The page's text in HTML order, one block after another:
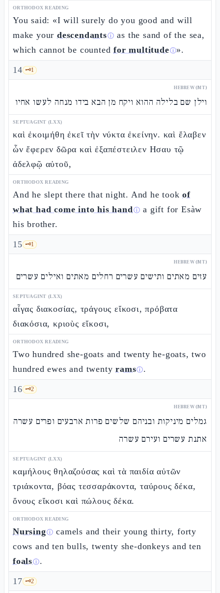
ORTHODOX READING
You said: «I will surely do you good and will
make yourdescendantsⓘ as the sand of the sea,
which cannot be countedfor multitudeⓘ».
14 🗝️1
HEBREW (MT)
וילן שם בלילה ההוא ויקח מן הבא בידו מנחה לעשו אחיו
SEPTUAGINT (LXX)
καὶ ἐκοιμήθη ἐκεῖ τὴν νύκτα ἐκείνην. καὶ ἔλαβεν
ὧν ἔφερεν δῶρα καὶ ἐξαπέστειλεν Ησαυ τῷ
ἀδελφῷ αὐτοῦ,
ORTHODOX READING
And he slept there that night. And he tookof
what had come into his handⓘ a gift for Esàw
his brother.
15 🗝️1
HEBREW (MT)
עזים מאתים ותישים עשרים רחלים מאתים ואילים עשרים
SEPTUAGINT (LXX)
αἶγας διακοσίας, τράγους εἴκοσι, πρόβατα
διακόσια, κριοὺς εἴκοσι,
ORTHODOX READING
Two hundred she-goats and twenty he-goats, two
hundred ewes and twentyramsⓘ.
16 🗝️2
HEBREW (MT)
גמלים מיניקות ובניהם שלשים פרות ארבעים ופרים עשרה
אתנת עשרים ועירם עשרה
SEPTUAGINT (LXX)
καμήλους θηλαζούσας καὶ τὰ παιδία αὐτῶν
τριάκοντα, βόας τεσσαράκοντα, ταύρους δέκα,
ὄνους εἴκοσι καὶ πώλους δέκα.
ORTHODOX READING
Nursingⓘ camels and their young thirty, forty
cows and ten bulls, twenty she-donkeys and ten
foalsⓘ.
17 🗝️2